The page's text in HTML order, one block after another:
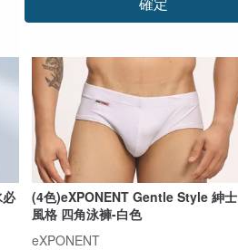
(4色)eXPONENT Gentle Style 紳士
風格 四角泳褲-白色
eXPONENT